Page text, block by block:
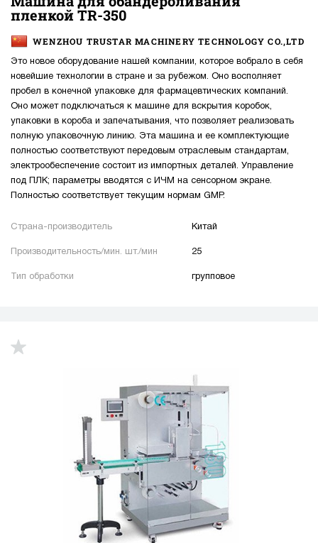
пленкой TR-350
WENZHOU TRUSTAR MACHINERY TECHNOLOGY CO.,LTD
Это новое оборудование нашей компании, которое вобрало в себя
новейшие технологии в стране и за рубежом. Оно восполняет
пробел в конечной упаковке для фармацевтических компаний.
Оно может подключаться к машине для вскрытия коробок,
упаковки в короба и запечатывания, что позволяет реализовать
полную упаковочную линию. Эта машина и ее комплектующие
полностью соответствуют передовым отраслевым стандартам,
электрообеспечение состоит из импортных деталей. Управление
под ПЛК; параметры вводятся с ИЧМ на сенсорном экране.
Полностью соответствует текущим нормам GMP.
Страна-производитель Китай
Производительность/мин. шт./мин 25
Тип обработки групповое